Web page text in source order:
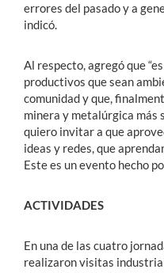
errores del pasado y a
indicó.
Al respecto, agregó que
productivos que sean
comunidad y que,
minera y metalúrgica más
quiero invitar a que
ideas y redes, que
Este es un evento hecho
ACTIVIDADES
En una de las cuatro
realizaron visitas